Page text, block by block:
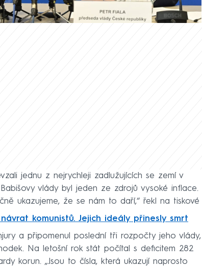
jednu z nejrychleji zadlužujících se zemí v
vlády byl jeden ze zdrojů vysoké inflace.
ukazujeme, že se nám to daří,“ řekl na tiskové
komunistů. Jejich ideály přinesly smrt
a připomenul poslední tři rozpočty jeho vlády,
Na letošní rok stát počítal s deficitem 282
korun. „Jsou to čísla, která ukazují naprosto